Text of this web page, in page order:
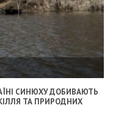
СИНЮХУ ДОБИВАЮТЬ
ТА ПРИРОДНИХ